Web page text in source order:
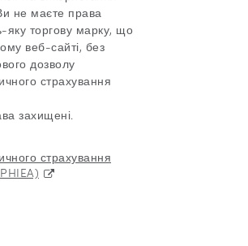
не маєте права
яку торгову марку, що
веб-сайті, без
дозволу
страхування
захищені.
страхування